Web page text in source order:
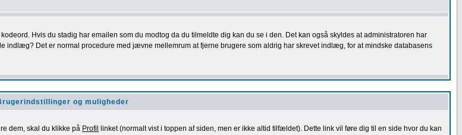
Hvis du stadig har emailen som du modtog da du tilmeldte dig kan du se i den. Det kan også skyldes at administratoren har
indlæg? Det er normal procedure med jævne mellemrum at fjerne brugere som aldrig har skrevet indlæg, for at mindske databasens
og muligheder
dem, skal du klikke på Profil
linket (normalt vist i toppen af siden, men er ikke altid tilfældet). Dette link vil føre dig til en side hvor du kan